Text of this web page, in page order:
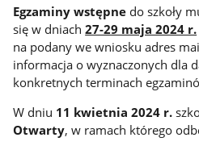
Egzaminy wstępne do szkoły
się w dniach27-29 maja 2024 r.
na podany we wniosku adres
informacja o wyznaczonych dla
konkretnych terminach
W dniu 11 kwietnia 2024 r.
Otwarty, w ramach którego